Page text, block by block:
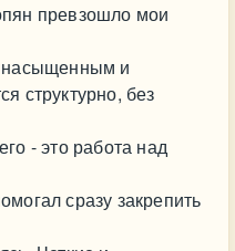
превзошло мои
насыщенным и
структурно, без
- это работа над
сразу закрепить